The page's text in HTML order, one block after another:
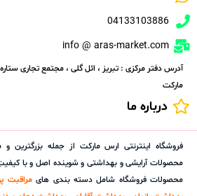
04133103886
info @ aras-market.com
آدرس دفتر مرکزی : تبریز ، ائل گلی ، مجتمع تجاری
مارکت
درباره ما
فروشگاه اینترنتی ارس مارکت از جمله بزرگترین و
محصولات آرایشی و بهداشتی و شوینده اصل و با
محصولات فروشگاه شامل دسته بندی هایمراقبت